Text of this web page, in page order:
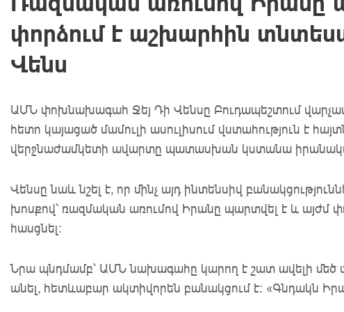
փորձում է աշխարհին
Վենս
ԱՄՆ փոխնախագահ Ջեյ Դի Վենսը Բուդապեշտում
հետո կայացած մամուլի ասուլիսում վստահություն է
վերջնաժամկետի ավարտը պատասխան կստանա
Վենսը նաև նշել է, որ մինչ այդ ինտենսիվ
խոսքով՝ ռազմական առումով Իրանը պարտվել է և այժմ
հասցնել:
Նրա պնդմամբ՝ ԱՄՆ նախագահը կարող է շատ ավելի մեծ
անել, հետևաբար ակտիվորեն բանակցում է: «Գնդակն